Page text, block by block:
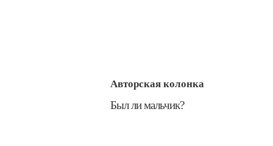
Авторская колонка
​Был ли мальчик?